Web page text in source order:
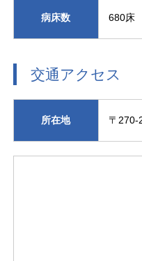
病床数 680床
交通アクセス
所在地 〒270-